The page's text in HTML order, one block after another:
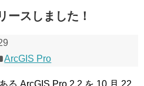
スしました！
ArcGIS Pro
る ArcGIS Pro 2.2 を 10 月 22